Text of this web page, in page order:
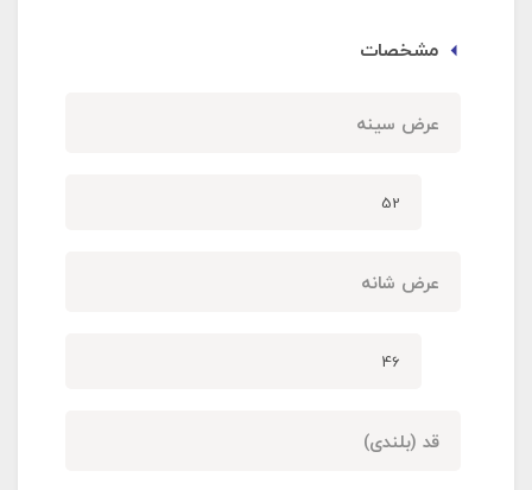
مشخصات
عرض سینه
52
عرض شانه
46
قد (بلندی)